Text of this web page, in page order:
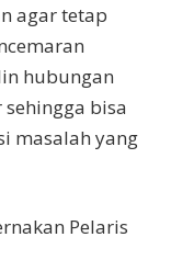
agar tetap
hubungan
bisa
masalah yang
Pelaris